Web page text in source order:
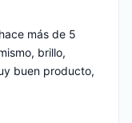
más de 5
brillo,
buen producto,